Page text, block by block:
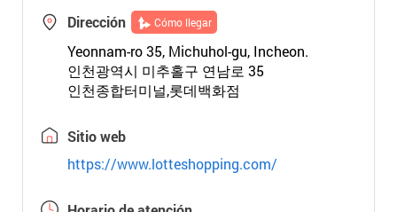
Dirección Cómo llegar
Yeonnam-ro 35, Michuhol-gu, Incheon.
인천광역시 미추홀구 연남로 35
인천종합터미널,롯데백화점
Sitio web
https://www.lotteshopping.com/